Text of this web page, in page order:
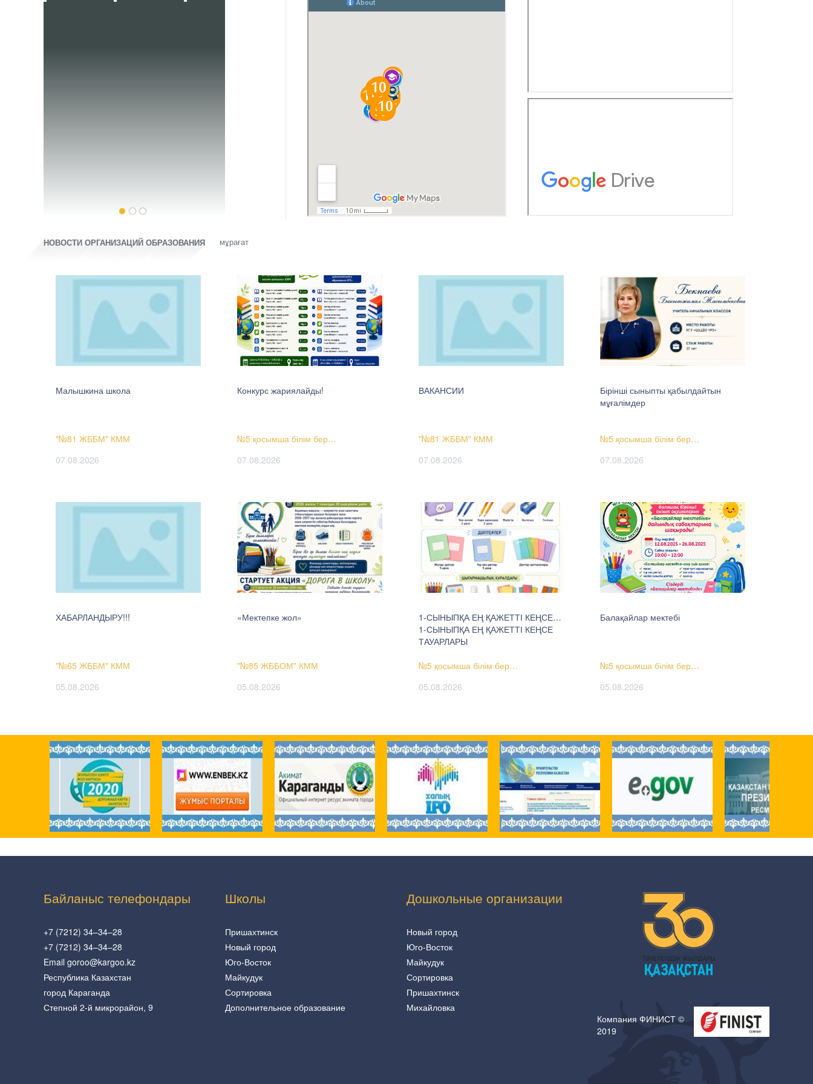
НОВОСТИ ОРГАНИЗАЦИЙ ОБРАЗОВАНИЯ мұрағат
Малышкина школа
"№81 ЖББМ" КММ
07.08.2026
Конкурс жариялайды!
№5 қосымша білім бер…
07.08.2026
ВАКАНСИИ
"№81 ЖББМ" КММ
07.08.2026
Бірінші сыныпты қабылдайтын
мұғалімдер
№5 қосымша білім бер…
07.08.2026
ХАБАРЛАНДЫРУ!!!
"№65 ЖББМ" КММ
05.08.2026
«Мектепке жол»
"№85 ЖББОМ" КММ
05.08.2026
1-СЫНЫПҚА ЕҢ ҚАЖЕТТІ КЕҢСЕ…
1-СЫНЫПҚА ЕҢ ҚАЖЕТТІ КЕҢСЕ
ТАУАРЛАРЫ
№5 қосымша білім бер…
05.08.2026
Балақайлар мектебі
№5 қосымша білім бер…
05.08.2026
Байланыс телефондары
+7 (7212) 34–34–28
+7 (7212) 34–34–28
Email goroo@kargoo.kz
Республика Казахстан
город Караганда
Степной 2-й микрорайон, 9
Школы
Пришахтинск
Новый город
Юго-Восток
Майкудук
Сортировка
Дополнительное образование
Дошкольные организации
Новый город
Юго-Восток
Майкудук
Сортировка
Пришахтинск
Михайловка
Компания ФИНИСТ ©
2019